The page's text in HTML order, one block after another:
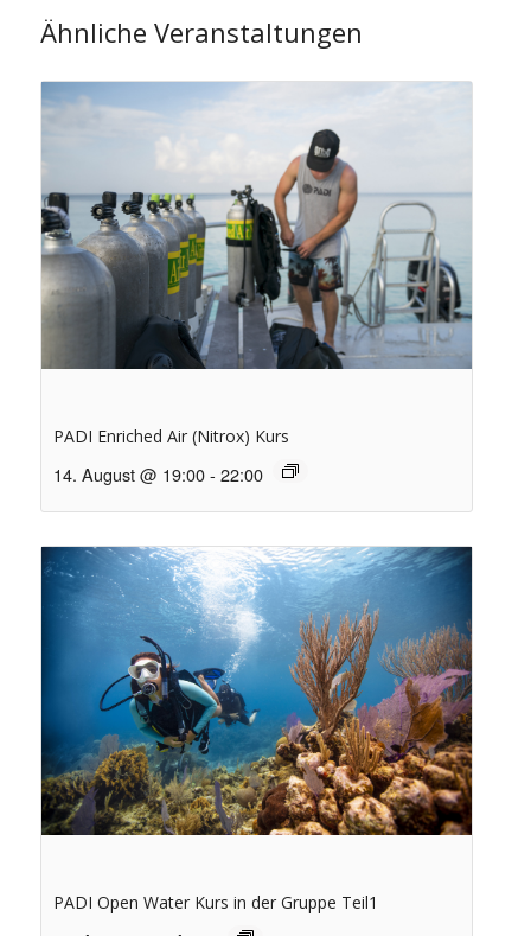
Ähnliche Veranstaltungen
PADI Enriched Air (Nitrox) Kurs
14. August @ 19:00 - 22:00
PADI Open Water Kurs in der Gruppe Teil1